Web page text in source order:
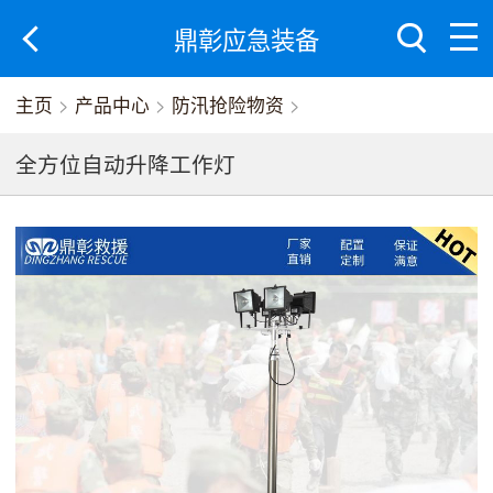
鼎彰应急装备
主页 > 产品中心 > 防汛抢险物资 >
全方位自动升降工作灯